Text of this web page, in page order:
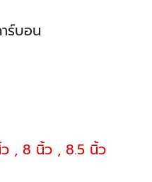
ร์บอน
, 8 นิ้ว , 8.5 นิ้ว